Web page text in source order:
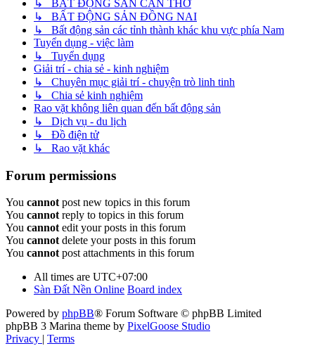
↳ BẤT ĐỘNG SẢN CẦN THƠ
↳ BẤT ĐỘNG SẢN ĐỒNG NAI
↳ Bất động sản các tỉnh thành khác khu vực phía Nam
Tuyển dụng - việc làm
↳ Tuyển dụng
Giải trí - chia sẻ - kinh nghiệm
↳ Chuyên mục giải trí - chuyện trò linh tinh
↳ Chia sẻ kinh nghiệm
Rao vặt không liên quan đến bất động sản
↳ Dịch vụ - du lịch
↳ Đồ điện tử
↳ Rao vặt khác
Forum permissions
You cannotpost new topics in this forum
You cannotreply to topics in this forum
You cannotedit your posts in this forum
You cannotdelete your posts in this forum
You cannotpost attachments in this forum
All times are UTC+07:00
Sàn Đất Nền Online Board index
Powered by phpBB® Forum Software © phpBB Limited
phpBB 3 Marina theme by PixelGoose Studio
Privacy | Terms